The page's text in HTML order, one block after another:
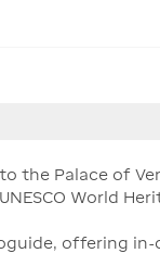
Palace of
World
offering